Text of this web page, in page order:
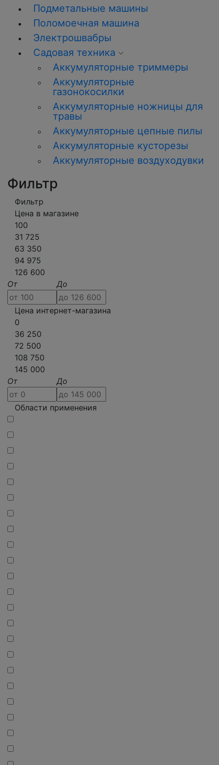
Подметальные машины
Поломоечная машина
Электрошвабры
Садовая техника
Аккумуляторные триммеры
Аккумуляторные
газонокосилки
Аккумуляторные ножницы для
травы
Аккумуляторные цепные пилы
Аккумуляторные кусторезы
Аккумуляторные воздуходувки
Фильтр
Фильтр
Цена в магазине
100
31 725
63 350
94 975
126 600
От
До
Цена интернет-магазина
0
36 250
72 500
108 750
145 000
От
До
Области применения